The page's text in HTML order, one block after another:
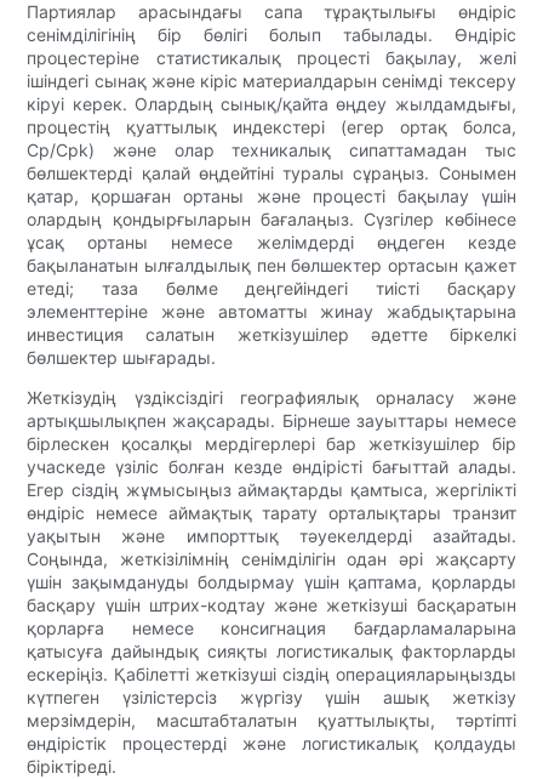
Партиялар арасындағы сапа тұрақтылығы өндіріс
сенімділігінің бір бөлігі болып табылады. Өндіріс
процестеріне статистикалық процесті бақылау, желі
ішіндегі сынақ және кіріс материалдарын сенімді тексеру
кіруі керек. Олардың сынық/қайта өңдеу жылдамдығы,
процестің қуаттылық индекстері (егер ортақ болса,
Cp/Cpk) және олар техникалық сипаттамадан тыс
бөлшектерді қалай өңдейтіні туралы сұраңыз. Сонымен
қатар, қоршаған ортаны және процесті бақылау үшін
олардың қондырғыларын бағалаңыз. Сүзгілер көбінесе
ұсақ ортаны немесе желімдерді өңдеген кезде
бақыланатын ылғалдылық пен бөлшектер ортасын қажет
етеді; таза бөлме деңгейіндегі тиісті басқару
элементтеріне және автоматты жинау жабдықтарына
инвестиция салатын жеткізушілер әдетте біркелкі
бөлшектер шығарады.
Жеткізудің үздіксіздігі географиялық орналасу және
артықшылықпен жақсарады. Бірнеше зауыттары немесе
бірлескен қосалқы мердігерлері бар жеткізушілер бір
учаскеде үзіліс болған кезде өндірісті бағыттай алады.
Егер сіздің жұмысыңыз аймақтарды қамтыса, жергілікті
өндіріс немесе аймақтық тарату орталықтары транзит
уақытын және импорттық тәуекелдерді азайтады.
Соңында, жеткізілімнің сенімділігін одан әрі жақсарту
үшін зақымдануды болдырмау үшін қаптама, қорларды
басқару үшін штрих-кодтау және жеткізуші басқаратын
қорларға немесе консигнация бағдарламаларына
қатысуға дайындық сияқты логистикалық факторларды
ескеріңіз. Қабілетті жеткізуші сіздің операцияларыңызды
күтпеген үзілістерсіз жүргізу үшін ашық жеткізу
мерзімдерін, масштабталатын қуаттылықты, тәртіпті
өндірістік процестерді және логистикалық қолдауды
біріктіреді.